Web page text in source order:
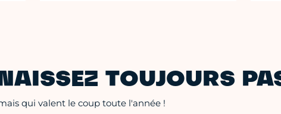
TOUJOURS
qui valent le coup toute l'année !